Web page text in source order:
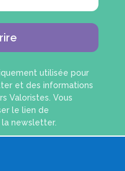
utilisée pour
et des informations
Valoristes. Vous
le lien de
newsletter.